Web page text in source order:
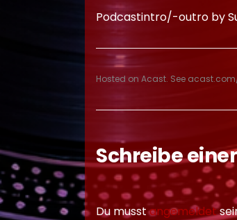
Podcastintro/-outro by
Hosted on Acast. See
Schreibe
Du musstangemeldet